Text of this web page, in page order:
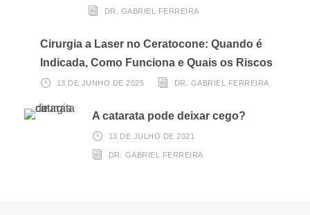
DR. GABRIEL FERREIRA
Cirurgia a Laser no Ceratocone: Quando é
Indicada, Como Funciona e Quais os Riscos
13 DE JUNHO DE 2025 DR. GABRIEL FERREIRA
A catarata pode deixar cego?
13 DE JULHO DE 2021
DR. GABRIEL FERREIRA